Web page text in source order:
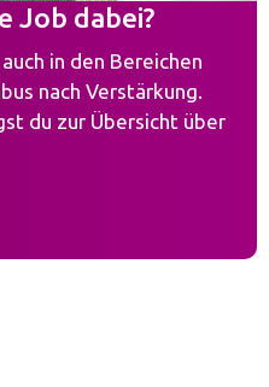
Job dabei?
in den Bereichen
nach Verstärkung.
du zur Übersicht über